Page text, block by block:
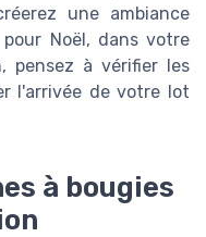
une ambiance
Noël, dans votre
pensez à vérifier les
l'arrivée de votre lot
à bougies